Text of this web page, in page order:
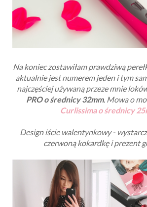
Na koniec zostawiłam prawdziwą
aktualnie jest numerem jeden i tym
najczęściej używaną przeze mnie
PRO o średnicy 32mm. Mowa o
Curlissima o średnicy
Design iście walentynkowy -
czerwoną kokardkę i prezent